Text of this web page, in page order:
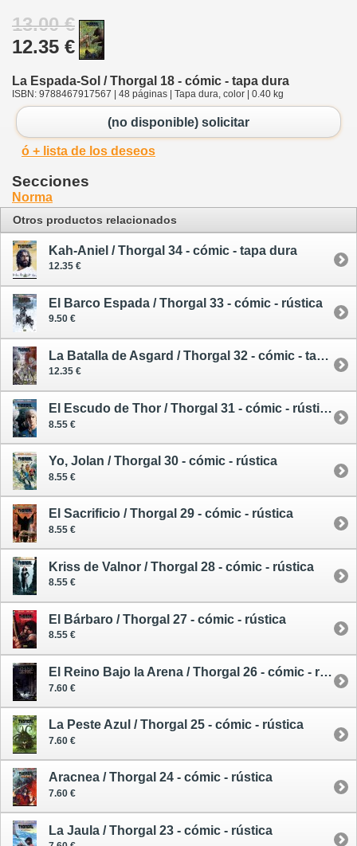
13.00 €
12.35 €
La Espada-Sol / Thorgal 18 - cómic - tapa dura
ISBN: 9788467917567 | 48 páginas | Tapa dura, color | 0.40 kg
(no disponible) solicitar
ó + lista de los deseos
Secciones
Norma
Otros productos relacionados
Kah-Aniel / Thorgal 34 - cómic - tapa dura
12.35 €
El Barco Espada / Thorgal 33 - cómic - rústica
9.50 €
La Batalla de Asgard / Thorgal 32 - cómic - tapa dura
12.35 €
El Escudo de Thor / Thorgal 31 - cómic - rústica
8.55 €
Yo, Jolan / Thorgal 30 - cómic - rústica
8.55 €
El Sacrificio / Thorgal 29 - cómic - rústica
8.55 €
Kriss de Valnor / Thorgal 28 - cómic - rústica
8.55 €
El Bárbaro / Thorgal 27 - cómic - rústica
8.55 €
El Reino Bajo la Arena / Thorgal 26 - cómic - rústica
7.60 €
La Peste Azul / Thorgal 25 - cómic - rústica
7.60 €
Aracnea / Thorgal 24 - cómic - rústica
7.60 €
La Jaula / Thorgal 23 - cómic - rústica